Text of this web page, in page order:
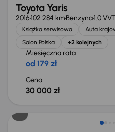
Toyota Yaris
2016102 284 kmBenzyna1.0
Książka serwisowa Auta
Salon Polska
+2 kolejnych
Miesięczna rata
od 179 zł
Cena
30 000 zł